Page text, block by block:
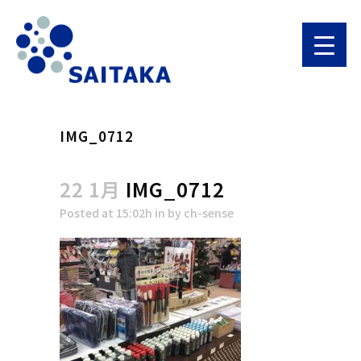
IMG_0712
22 1月 IMG_0712
Posted at 15:02h in by ch-sense